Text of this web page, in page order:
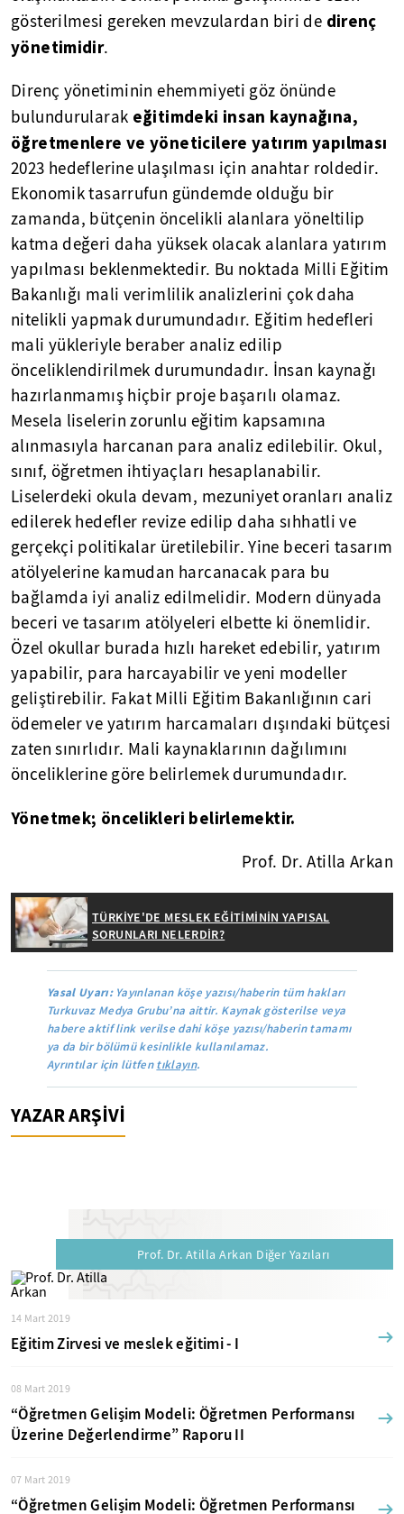
gösterilmesi gereken mevzulardan biri de direnç
yönetimidir.
Direnç yönetiminin ehemmiyeti göz önünde
bulundurularak eğitimdeki insan kaynağına,
öğretmenlere ve yöneticilere yatırım yapılması
2023 hedeflerine ulaşılması için anahtar roldedir.
Ekonomik tasarrufun gündemde olduğu bir
zamanda, bütçenin öncelikli alanlara yöneltilip
katma değeri daha yüksek olacak alanlara yatırım
yapılması beklenmektedir. Bu noktada Milli Eğitim
Bakanlığı mali verimlilik analizlerini çok daha
nitelikli yapmak durumundadır. Eğitim hedefleri
mali yükleriyle beraber analiz edilip
önceliklendirilmek durumundadır. İnsan kaynağı
hazırlanmamış hiçbir proje başarılı olamaz.
Mesela liselerin zorunlu eğitim kapsamına
alınmasıyla harcanan para analiz edilebilir. Okul,
sınıf, öğretmen ihtiyaçları hesaplanabilir.
Liselerdeki okula devam, mezuniyet oranları analiz
edilerek hedefler revize edilip daha sıhhatli ve
gerçekçi politikalar üretilebilir. Yine beceri tasarım
atölyelerine kamudan harcanacak para bu
bağlamda iyi analiz edilmelidir. Modern dünyada
beceri ve tasarım atölyeleri elbette ki önemlidir.
Özel okullar burada hızlı hareket edebilir, yatırım
yapabilir, para harcayabilir ve yeni modeller
geliştirebilir. Fakat Milli Eğitim Bakanlığının cari
ödemeler ve yatırım harcamaları dışındaki bütçesi
zaten sınırlıdır. Mali kaynaklarının dağılımını
önceliklerine göre belirlemek durumundadır.
Yönetmek; öncelikleri belirlemektir.
Prof. Dr. Atilla Arkan
TÜRKİYE'DE MESLEK EĞİTİMİNİN YAPISAL
SORUNLARI NELERDİR?
Yasal Uyarı: Yayınlanan köşe yazısı/haberin tüm hakları
Turkuvaz Medya Grubu’na aittir. Kaynak gösterilse veya
habere aktif link verilse dahi köşe yazısı/haberin tamamı
ya da bir bölümü kesinlikle kullanılamaz.
Ayrıntılar için lütfentıklayın.
YAZAR ARŞİVİ
Prof. Dr. Atilla Arkan Diğer Yazıları
14 Mart 2019
Eğitim Zirvesi ve meslek eğitimi - I
08 Mart 2019
“Öğretmen Gelişim Modeli: Öğretmen Performansı
Üzerine Değerlendirme” Raporu II
07 Mart 2019
“Öğretmen Gelişim Modeli: Öğretmen Performansı